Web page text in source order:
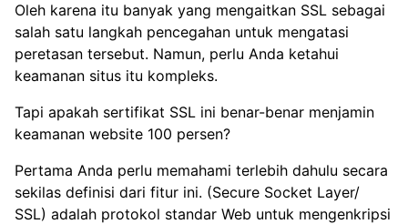
Oleh karena itu banyak yang mengaitkan SSL sebagai
salah satu langkah pencegahan untuk mengatasi
peretasan tersebut. Namun, perlu Anda ketahui
keamanan situs itu kompleks.
Tapi apakah sertifikat SSL ini benar-benar menjamin
keamanan website 100 persen?
Pertama Anda perlu memahami terlebih dahulu secara
sekilas definisi dari fitur ini. (Secure Socket Layer/
SSL) adalah protokol standar Web untuk mengenkripsi